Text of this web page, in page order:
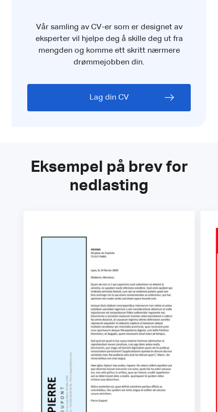
Vår samling av CV-er som er designet av
eksperter vil hjelpe deg å skille deg ut fra
mengden og komme ett skritt nærmere
drømmejobben din.
Lag din CV
Eksempel på brev for
nedlasting